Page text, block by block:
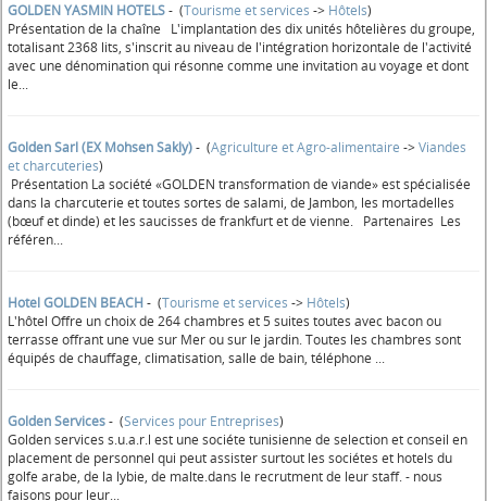
GOLDEN YASMIN HOTELS- (Tourisme et services -> Hôtels)
Présentation de la chaîne L'implantation des dix unités hôtelières du groupe,
totalisant 2368 lits, s'inscrit au niveau de l'intégration horizontale de l'activité
avec une dénomination qui résonne comme une invitation au voyage et dont
le...
Golden Sarl (EX Mohsen Sakly)- (Agriculture et Agro-alimentaire ->Viandes
et charcuteries)
Présentation La société «GOLDEN transformation de viande» est spécialisée
dans la charcuterie et toutes sortes de salami, de Jambon, les mortadelles
(bœuf et dinde) et les saucisses de frankfurt et de vienne. Partenaires Les
référen...
Hotel GOLDEN BEACH- (Tourisme et services -> Hôtels)
L'hôtel Offre un choix de 264 chambres et 5 suites toutes avec bacon ou
terrasse offrant une vue sur Mer ou sur le jardin. Toutes les chambres sont
équipés de chauffage, climatisation, salle de bain, téléphone ...
Golden Services- (Services pour Entreprises)
Golden services s.u.a.r.l est une sociéte tunisienne de selection et conseil en
placement de personnel qui peut assister surtout les sociétes et hotels du
golfe arabe, de la lybie, de malte.dans le recrutment de leur staff. - nous
faisons pour leur...